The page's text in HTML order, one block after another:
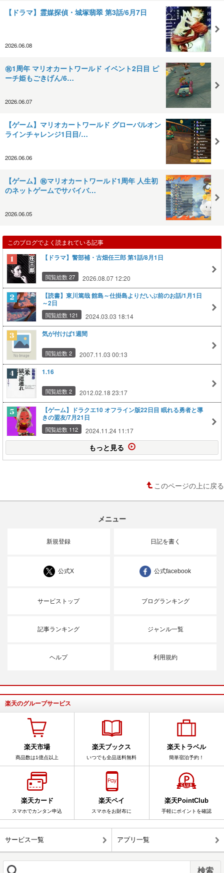
【ドラマ】霊媒探偵・城塚翡翠 第3話/6月7日
2026.06.08
㊗1周年 マリオカートワールド イベント2日目 ピ
ーチ姫もごきげん/6…
2026.06.07
【ゲーム】マリオカートワールド グローバルオン
ラインチャレンジ1日目/…
2026.06.06
【ゲーム】㊗マリオカートワールド1周年 人生初
のネットゲームでサバイバ…
2026.06.05
このブログでよく読まれている記事
【ドラマ】警部補・古畑任三郎 第1話/8月1日
閲覧総数 27 2026.08.07 12:20
【読書】東川篤哉 館島～仕掛島よりだいぶ前のお話/1月1日
～2日
閲覧総数 121 2024.03.03 18:14
気が付けば1週間
閲覧総数 2 2007.11.03 00:13
1.16
閲覧総数 2 2012.02.18 23:17
【ゲーム】ドラクエ10 オフライン版22日目 眠れる勇者と導
きの盟友/7月21日
閲覧総数 112 2024.11.24 11:17
もっと見る
このページの上に戻る
メニュー
新規登録 日記を書く
公式X 公式facebook
サービストップ ブログランキング
記事ランキング ジャンル一覧
ヘルプ 利用規約
楽天のグループサービス
楽天市場
商品数は1億点以上
楽天ブックス
いつでも全品送料無料
楽天トラベル
簡単宿泊予約！
楽天カード
スマホでカンタン申込
楽天ペイ
スマホをお財布に
楽天PointClub
手軽にポイントを確認
サービス一覧 アプリ一覧